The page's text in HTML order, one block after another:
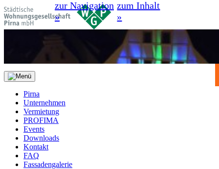
zur Navigation
»
zum Inhalt
»
Pirna
Unternehmen
Vermietung
PROFIMA
Events
Downloads
Kontakt
FAQ
Fassadengalerie